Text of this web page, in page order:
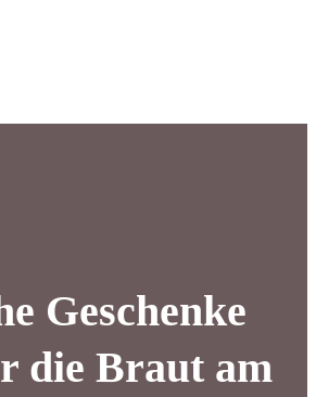
Geschenke
die Braut am